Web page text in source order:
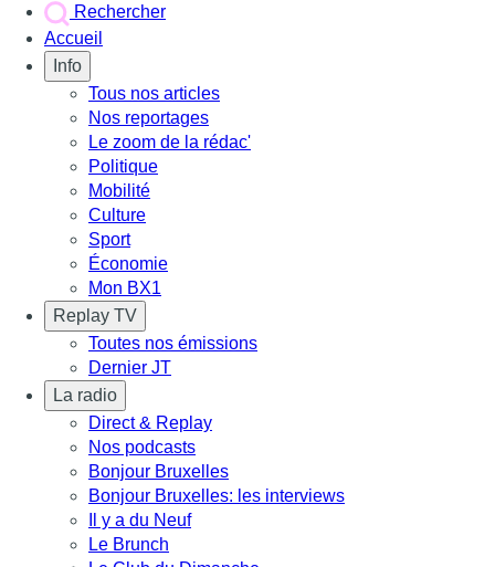
Rechercher
Accueil
Info
Tous nos articles
Nos reportages
Le zoom de la rédac'
Politique
Mobilité
Culture
Sport
Économie
Mon BX1
Replay TV
Toutes nos émissions
Dernier JT
La radio
Direct & Replay
Nos podcasts
Bonjour Bruxelles
Bonjour Bruxelles: les interviews
Il y a du Neuf
Le Brunch